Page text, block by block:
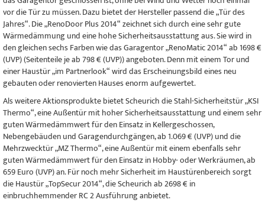
vor die Tür zu müssen. Dazu bietet der Hersteller passend die „Tür des
Jahres“. Die „RenoDoor Plus 2014“ zeichnet sich durch eine sehr gute
Wärmedämmung und eine hohe Sicherheitsausstattung aus. Sie wird in
den gleichen sechs Farben wie das Garagentor „RenoMatic 2014“ ab 1698 €
(UVP) (Seitenteile je ab 798 € (UVP)) angeboten. Denn mit einem Tor und
einer Haustür „im Partnerlook“ wird das Erscheinungsbild eines neu
gebauten oder renovierten Hauses enorm aufgewertet.
Als weitere Aktionsprodukte bietet Scheurich die Stahl-Sicherheitstür „KSI
Thermo“, eine Außentür mit hoher Sicherheitsausstattung und einem sehr
guten Wärmedämmwert für den Einsatz in Kellergeschossen,
Nebengebäuden und Garagendurchgängen, ab 1.069 € (UVP) und die
Mehrzwecktür „MZ Thermo“, eine Außentür mit einem ebenfalls sehr
guten Wärmedämmwert für den Einsatz in Hobby- oder Werkräumen, ab
659 Euro (UVP) an. Für noch mehr Sicherheit im Haustürenbereich sorgt
die Haustür „TopSecur 2014“, die Scheurich ab 2698 € in
einbruchhemmender RC 2 Ausführung anbietet.